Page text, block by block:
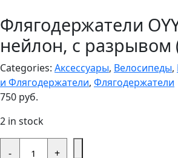
Флягодержатели
нейлон, с разрывом
Categories: Аксессуары, Велосипеды,
и Флягодержатели, Флягодержатели
750 руб.
2 in stock
-
Флягодержатели
OYYO,
+